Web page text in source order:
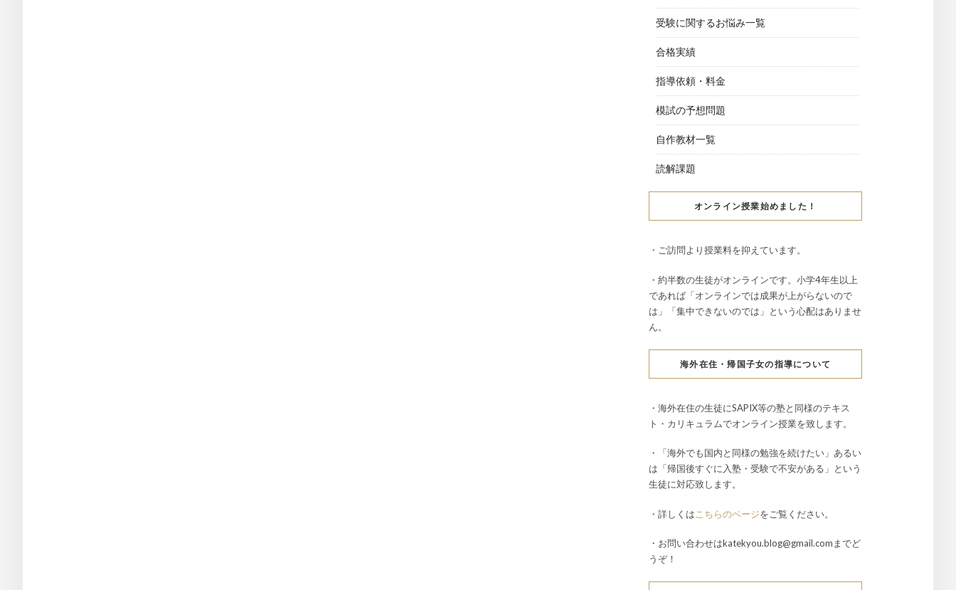
受験に関するお悩み一覧
合格実績
指導依頼・料金
模試の予想問題
自作教材一覧
読解課題
オンライン授業始めました！
・ご訪問より授業料を抑えています。
・約半数の生徒がオンラインです。小学4年生以上
であれば「オンラインでは成果が上がらないので
は」「集中できないのでは」という心配はありませ
ん。
海外在住・帰国子女の指導について
・海外在住の生徒にSAPIX等の塾と同様のテキス
ト・カリキュラムでオンライン授業を致します。
・「海外でも国内と同様の勉強を続けたい」あるい
は「帰国後すぐに入塾・受験で不安がある」という
生徒に対応致します。
・詳しくは こちらのページをご覧ください。
・お問い合わせはkatekyou.blog@gmail.comまでど
うぞ！